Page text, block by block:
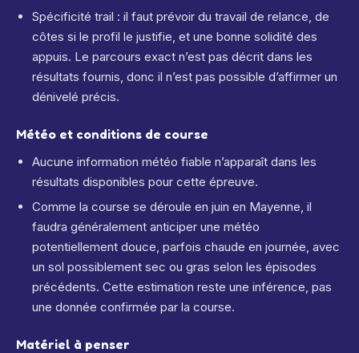
Spécificité trail : il faut prévoir du travail de relance, de
côtes si le profil le justifie, et une bonne solidité des
appuis. Le parcours exact n’est pas décrit dans les
résultats fournis, donc il n’est pas possible d’affirmer un
dénivelé précis.
Météo et conditions de course
Aucune information météo fiable n’apparaît dans les
résultats disponibles pour cette épreuve.
Comme la course se déroule en juin en Mayenne, il
faudra généralement anticiper une météo
potentiellement douce, parfois chaude en journée, avec
un sol possiblement sec ou gras selon les épisodes
précédents. Cette estimation reste une inférence, pas
une donnée confirmée par la course.
Matériel à penser